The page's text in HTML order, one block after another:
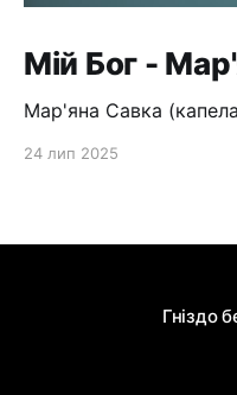
Мій Бог -
Мар'яна Савка
24 лип 2025
Гніздо